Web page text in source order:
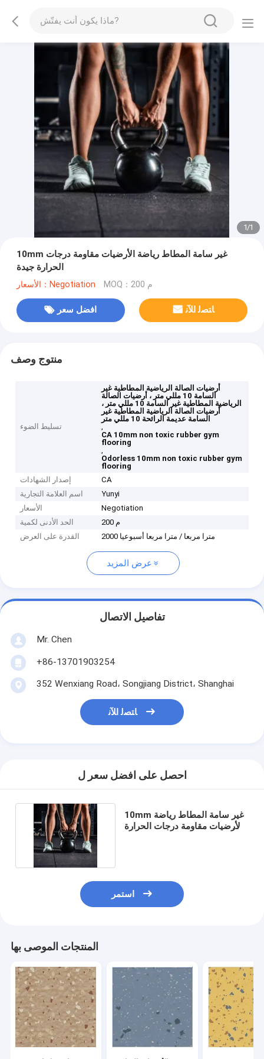
1/1
10mm غير سامة المطاط رياضة الأرضيات مقاومة درجات
الحرارة جيدة
الأسعار：Negotiation MOQ：200 م
افضل سعر ﺎﺘﺼﻟ ﺍﻶﻧ
منتوج وصف
تسليط الضوء
أرضيات الصالة الرياضية المطاطية غير
السامة 10 مللي متر ، أرضيات الصالة
الرياضية المطاطية غير السامة 10 مللي متر ،
أرضيات الصالة الرياضية المطاطية غير
السامة عديمة الرائحة 10 مللي متر
,
CA 10mm non toxic rubber gym
flooring
,
Odorless 10mm non toxic rubber gym
flooring
إصدار الشهادات
CA
اسم العلامة التجارية
Yunyi
الأسعار
Negotiation
الحد الأدنى لكمية
200 م
القدرة على العرض
2000 مترا مربعا / مترا مربعا أسبوعيا
عرض المزيد
تفاصيل الاتصال
Mr. Chen
+86-13701903254
352 Wenxiang Road، Songjiang District، Shanghai
ﺎﺘﺼﻟ ﺍﻶﻧ
احصل على افضل سعر ل
10mm غير سامة المطاط رياضة
الأرضيات مقاومة درجات الحرارة
استمر
المنتجات الموصى بها